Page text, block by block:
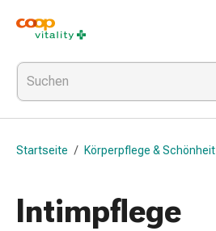
Medikamente
&
Gesundheit
Grippe
&
Erkältung
Grippe-
Erkältung
Medikamente
Startseite / Körperpflege & Schönheit
Intimpflege